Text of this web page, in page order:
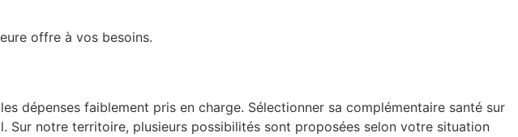
offre à vos besoins.
dépenses faiblement pris en charge. Sélectionner sa complémentaire santé sur
Sur notre territoire, plusieurs possibilités sont proposées selon votre situation